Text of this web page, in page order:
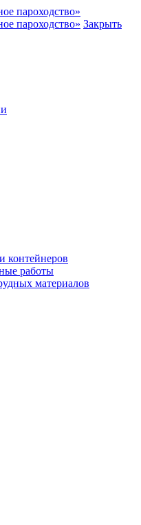
пароходство»
пароходство» Закрыть
контейнеров
работы
материалов